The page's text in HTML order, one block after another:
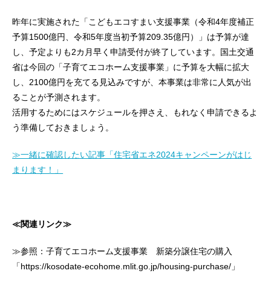
昨年に実施された「こどもエコすまい支援事業（令和4年度補正
予算1500億円、令和5年度当初予算209.35億円）」は予算が達
し、予定よりも2カ月早く申請受付が終了しています。国土交通
省は今回の「子育てエコホーム支援事業」に予算を大幅に拡大
し、2100億円を充てる見込みですが、本事業は非常に人気が出
ることが予測されます。
活用するためにはスケジュールを押さえ、もれなく申請できるよ
う準備しておきましょう。
≫一緒に確認したい記事「住宅省エネ2024キャンペーンがはじ
まります！」
≪関連リンク≫
≫参照：子育てエコホーム支援事業 新築分譲住宅の購入
「https://kosodate-ecohome.mlit.go.jp/housing-purchase/」